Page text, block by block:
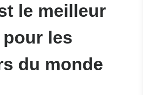
le meilleur
les
du monde